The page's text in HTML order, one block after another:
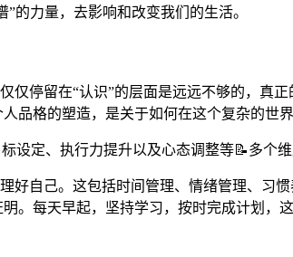
的力量，去影响和改变我们的生活。
停留在“认识”的层面是远远不够的，真
品格的塑造，是关于如何在这个复杂的世
设定、执行力提升以及心态调整等📝多个
好自己。这包括时间管理、情绪管理、习
。每天早起，坚持学习，按时完成计划，